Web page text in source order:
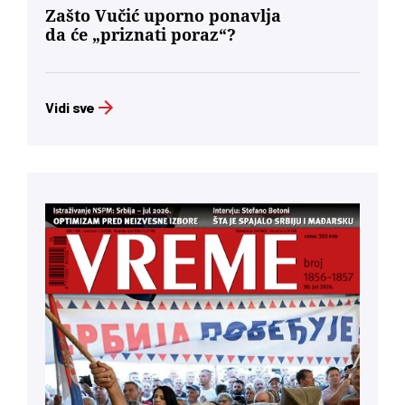
Zašto Vučić uporno ponavlja
da će „priznati poraz“?
Vidi sve